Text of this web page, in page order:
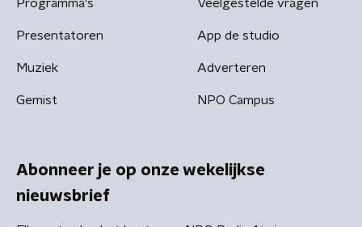
Programma's
Presentatoren
Muziek
Gemist
Veelgestelde vragen
App de studio
Adverteren
NPO Campus
Abonneer je op onze wekelijkse
nieuwsbrief